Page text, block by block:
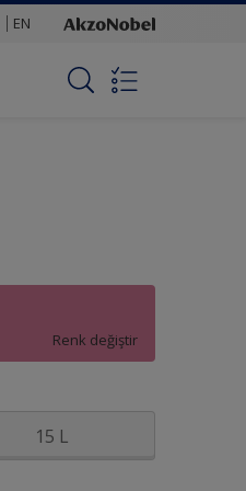
EN
Renk değiştir
15 L